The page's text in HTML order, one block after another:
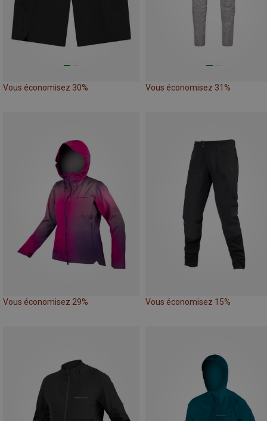
Vous économisez 30% Vous économisez 31%
Vous économisez 29% Vous économisez 15%